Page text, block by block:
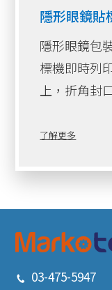
隱形眼鏡貼
隱形眼鏡包
標機即時列
上，折角封
了解更多
03-475-5947